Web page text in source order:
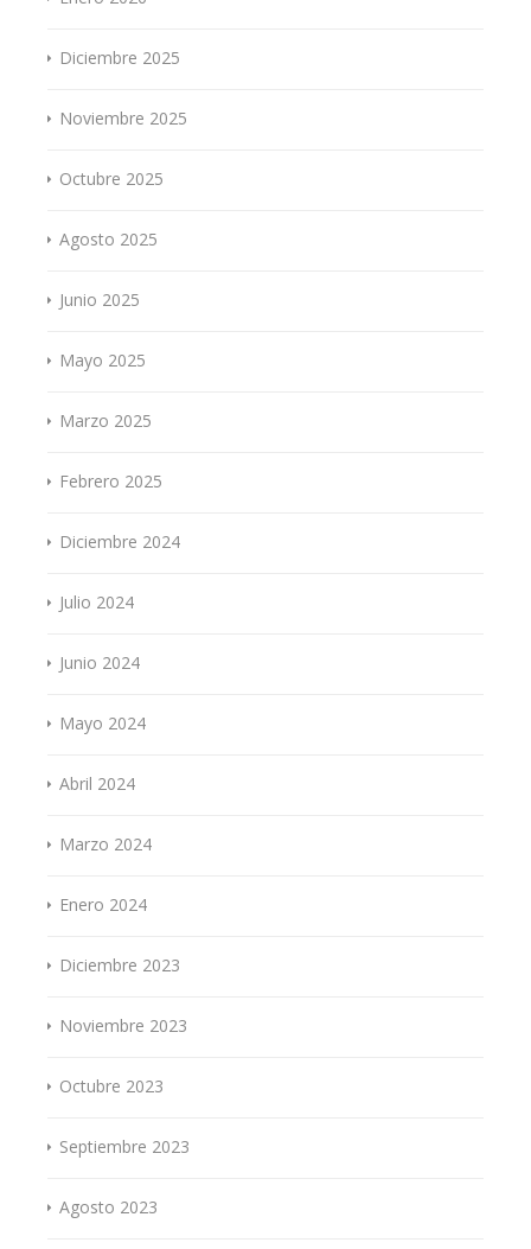
Diciembre 2025
Noviembre 2025
Octubre 2025
Agosto 2025
Junio 2025
Mayo 2025
Marzo 2025
Febrero 2025
Diciembre 2024
Julio 2024
Junio 2024
Mayo 2024
Abril 2024
Marzo 2024
Enero 2024
Diciembre 2023
Noviembre 2023
Octubre 2023
Septiembre 2023
Agosto 2023